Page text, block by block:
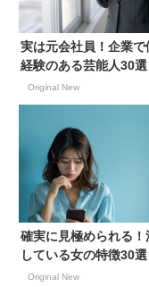
実は元会社員！企業で
経験のある芸能人30選
Original New
確実に見極められる！
している女の特徴30選
Original New